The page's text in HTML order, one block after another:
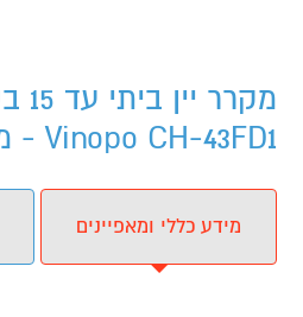
Vinopo CH-43FD1 - מידע נוסף
מידע כללי ומאפיינים